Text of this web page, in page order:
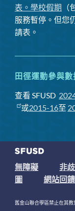
表。 學校假期
服務暫停 。但您
請表。
田徑運動參與數
查看 SFUSD
或2015-16至
無障礙 非
圖
網站回饋
舊金山聯合學區禁止在其